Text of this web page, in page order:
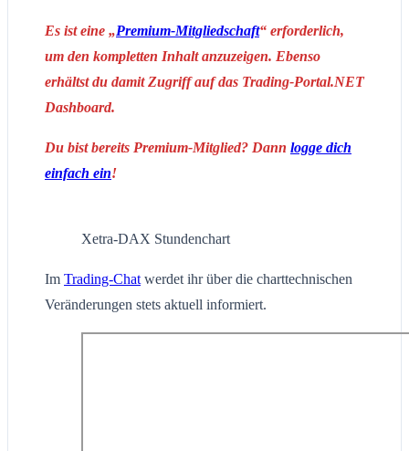
Es ist eine „Premium-Mitgliedschaft“ erforderlich,
um den kompletten Inhalt anzuzeigen. Ebenso
erhältst du damit Zugriff auf das Trading-Portal.NET
Dashboard.
Du bist bereits Premium-Mitglied? Dann logge dich
einfach ein!
Xetra-DAX Stundenchart
Im Trading-Chat werdet ihr über die charttechnischen
Veränderungen stets aktuell informiert.